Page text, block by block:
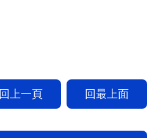
回上一頁 回最上面